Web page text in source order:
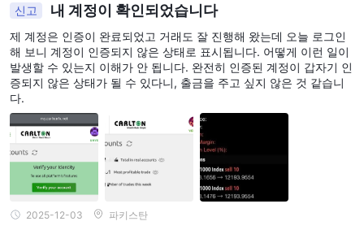
신고 내 계정이 확인되었습니다
제 계정은 인증이 완료되었고 거래도 잘 진행해 왔는데 오늘 로그인
해 보니 계정이 인증되지 않은 상태로 표시됩니다. 어떻게 이런 일이
발생할 수 있는지 이해가 안 됩니다. 완전히 인증된 계정이 갑자기 인
증되지 않은 상태가 될 수 있다니, 출금을 주고 싶지 않은 것 같습니
다.
2025-12-03 파키스탄